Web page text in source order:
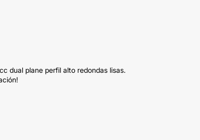
dual plane perfil alto redondas lisas.